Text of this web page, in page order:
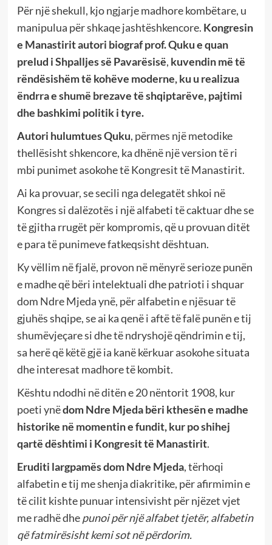
Për një shekull, kjo ngjarje madhore kombëtare, u
manipulua për shkaqe jashtëshkencore. Kongresin
e Manastirit autori biograf prof. Quku e quan
prelud i Shpalljes së Pavarësisë, kuvendin më të
rëndësishëm të kohëve moderne, ku u realizua
ëndrra e shumë brezave të shqiptarëve, pajtimi
dhe bashkimi politik i tyre.
Autori hulumtues Quku, përmes një metodike
thellësisht shkencore, ka dhënë një version të ri
mbi punimet asokohe të Kongresit të Manastirit.
Ai ka provuar, se secili nga delegatët shkoi në
Kongres si dalëzotës i një alfabeti të caktuar dhe se
të gjitha rrugët për kompromis, që u provuan ditët
e para të punimeve fatkeqsisht dështuan.
Ky vëllim në fjalë, provon në mënyrë serioze punën
e madhe që bëri intelektuali dhe patrioti i shquar
dom Ndre Mjeda ynë, për alfabetin e njësuar të
gjuhës shqipe, se ai ka qenë i aftë të falë punën e tij
shumëvjeçare si dhe të ndryshojë qëndrimin e tij,
sa herë që këtë gjë ia kanë kërkuar asokohe situata
dhe interesat madhore të kombit.
Kështu ndodhi në ditën e 20 nëntorit 1908, kur
poeti ynëdom Ndre Mjeda bëri kthesën e madhe
historike në momentin e fundit, kur po shihej
qartë dështimi i Kongresit të Manastirit.
Eruditi largpamësdom Ndre Mjeda, tërhoqi
alfabetin e tij me shenja diakritike, për afirmimin e
të cilit kishte punuar intensivisht për njëzet vjet
me radhë dhepunoi për një alfabet tjetër, alfabetin
që fatmirësisht kemi sot në përdorim.